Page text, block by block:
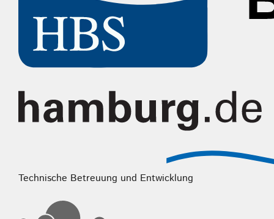
Technische Betreuung und Entwicklung